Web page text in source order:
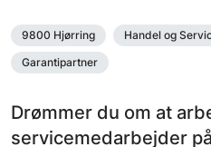
9800 Hjørring Handel og
Garantipartner
Drømmer du om at
servicemedarbejder